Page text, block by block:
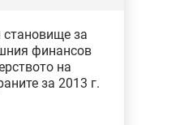
за
финансов
на
за 2013 г.